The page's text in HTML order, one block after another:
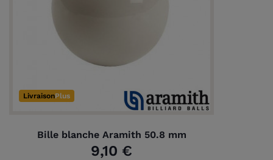
LivraisonPlus
Bille blanche Aramith 50.8 mm
9,10 €